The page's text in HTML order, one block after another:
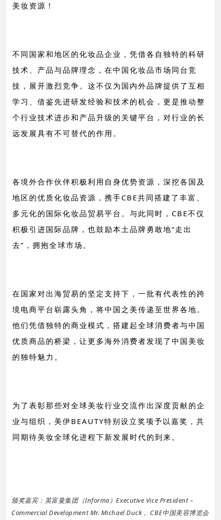
美妆资源！
不同国家和地区的化妆品企业，凭借各自独特的科研
技术、产品与品牌理念，在中国化妆品市场同台竞
技，展开激烈竞争。这不仅为国内外品牌提供了互相
学习、借鉴先进研发经验和技术的机会，更是推动整
个行业技术进步和产品升级的关键平台，对行业的长
远发展具有不可替代的作用。
各境外合作伙伴积极利用自身优势资源，深挖各国及
地区的优质化妆品资源，携手CBE共同搭建了丰富、
多元化的国际化妆品贸易平台。与此同时， CBE不仅
积极引进国际品牌，也鼓励本土品牌勇敢地“走出
去”，拥抱全球市场。
在国家对出海贸易的坚定支持下，一批有代表性的跨
境电商平台崭露头角，将中国之美传递至世界各地。
他们凭借独特的商业模式，搭建起全球消费者与中国
优质商品的桥梁，让更多海外消费者发现了中国美妆
的独特魅力。
为了表彰那些对全球美妆行业交流作出深度贡献的企
业与组织，美伊BEAUTY特别设立奖项予以嘉奖，共
同期待美妆全球化进程下新发展时代的到来。
颁奖嘉宾：英富曼集团（Informa）Executive Vice President –
Commercial Development Mr. Michael Duck， CBE中国美容博览会